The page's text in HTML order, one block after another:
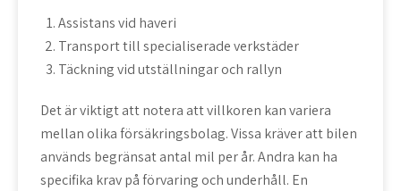
Assistans vid haveri
Transport till specialiserade verkstäder
Täckning vid utställningar och rallyn
Det är viktigt att notera att villkoren kan variera
mellan olika försäkringsbolag. Vissa kräver att bilen
används begränsat antal mil per år. Andra kan ha
specifika krav på förvaring och underhåll. En